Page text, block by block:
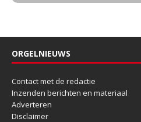
ORGELNIEUWS
Contact met de redactie
Inzenden berichten en materiaal
Adverteren
Disclaimer